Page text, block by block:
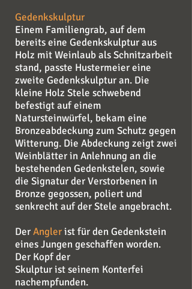
Gedenkskulptur
Einem Familiengrab, auf dem
bereits eine Gedenkskulptur aus
Holz mit Weinlaub als Schnitzarbeit
stand, passte Hustermeier eine
zweite Gedenkskulptur an. Die
kleine Holz Stele schwebend
befestigt auf einem
Natursteinwürfel, bekam eine
Bronzeabdeckung zum Schutz gegen
Witterung. Die Abdeckung zeigt zwei
Weinblätter in Anlehnung an die
bestehenden Gedenkstelen, sowie
die Signatur der Verstorbenen in
Bronze gegossen, poliert und
senkrecht auf der Stele angebracht.
DerAnglerist für den Gedenkstein
eines Jungen geschaffen worden.
Der Kopf der
Skulptur ist seinem Konterfei
nachempfunden.